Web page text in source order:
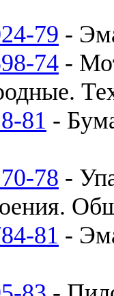
79 -
74 -
81 -
78 -
81 -